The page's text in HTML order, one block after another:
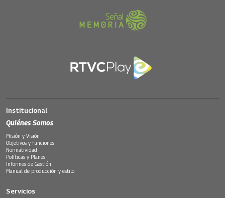
Institucional
Quiénes Somos
Misión y Visión
Objetivos y funciones
Normatividad
Políticas y Planes
Informes de Gestión
Manual de producción y estilo
Servicios